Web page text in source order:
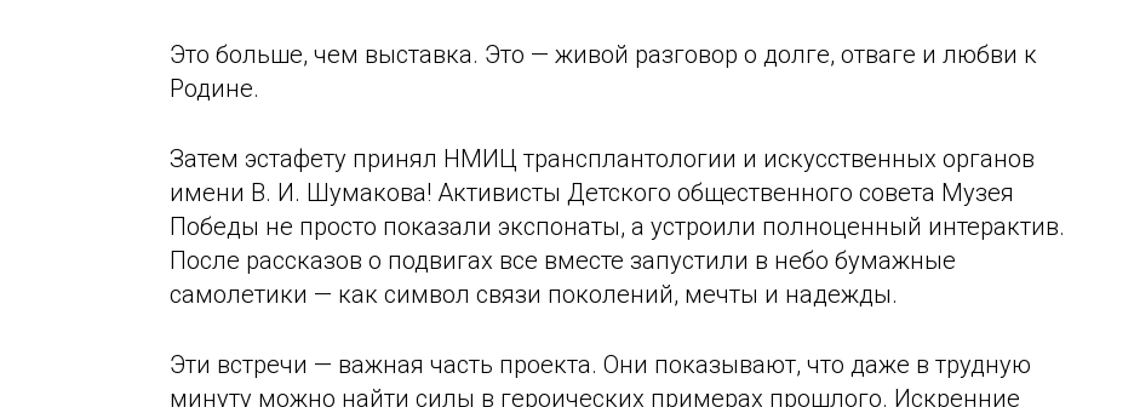
Это больше, чем выставка. Это — живой разговор о долге, отваге и любви к
Родине.
Затем эстафету принял НМИЦ трансплантологии и искусственных органов
имени В. И. Шумакова! Активисты Детского общественного совета Музея
Победы не просто показали экспонаты, а устроили полноценный интерактив.
После рассказов о подвигах все вместе запустили в небо бумажные
самолетики — как символ связи поколений, мечты и надежды.
Эти встречи — важная часть проекта. Они показывают, что даже в трудную
минуту можно найти силы в героических примерах прошлого. Искренние